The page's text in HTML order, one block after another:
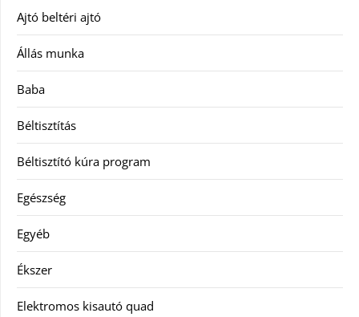
Ajtó beltéri ajtó
Állás munka
Baba
Béltisztítás
Béltisztító kúra program
Egészség
Egyéb
Ékszer
Elektromos kisautó quad